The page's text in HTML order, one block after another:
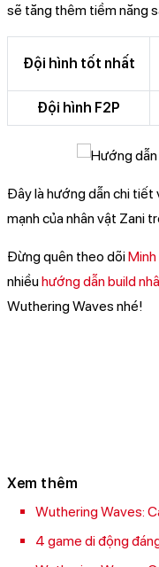
sẽ tăng thêm tiềm năng
Đội hình tốt nhất
Đội hình F2P
Đây là hướng dẫn chi tiết
mạnh của nhân vật Zani
Đừng quên theo dõi
nhiềuhướng dẫn build
Wuthering Waves nhé!
Xem thêm
Wuthering Waves:
4 game di động